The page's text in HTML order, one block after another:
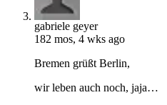
gabriele geyer
182 mos, 4 wks ago
Bremen grüßt Berlin,
wir leben auch noch, jaja…